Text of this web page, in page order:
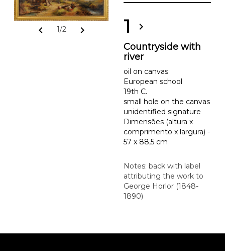
chevron_left 1/2 chevron_right 1 chevron_right
Countryside with
river
oil on canvas
European school
19th C.
small hole on the canvas
unidentified signature
Dimensões (altura x
comprimento x largura) -
57 x 88,5 cm
Notes: back with label
attributing the work to
George Horlor (1848-
1890)